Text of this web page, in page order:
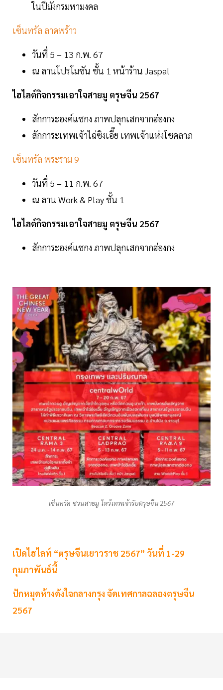
ในปีมังกรมหามงคล
เซ็นทรัล ลาดพร้าว
วันที่ 5 – 13 ก.พ. 67
ณ ลานโปรโมชัน ชั้น 1 หน้าร้าน Jaspal
ไฮไลต์กิจกรรมเอาใจสายมู ตรุษจีน 2567
สักการะองค์แชกง ภาพปลุกเสกจากฮ่องกง
สักการะเทพเจ้าไฉ่ซิงเอี๊ย เทพเจ้าแห่งโชคลาภ
เซ็นทรัล พระราม 9
วันที่ 5 – 11 ก.พ. 67
ณ ลาน Work & Play ชั้น 1
ไฮไลต์กิจกรรมเอาใจสายมู ตรุษจีน 2567
สักการะองค์แชกง ภาพปลุกเสกจากฮ่องกง
เซ็นทรัล ชวนสายมู ไหว้เทพเจ้ารับตรุษจีน 2567
เปิดไฮไลท์ “ตรุษจีนเยาวราช 2567” วันที่ 1-29
กุมภาพันธ์นี้
ปักหมุดห้างดังใจกลางกรุง จัดเทศกาลฉลองตรุษจีน
2567